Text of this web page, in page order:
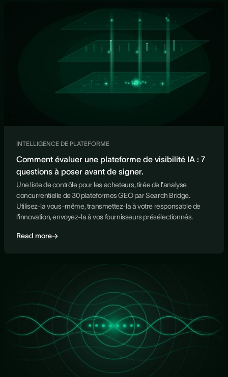
INTELLIGENCE DE PLATEFORME
Comment évaluer une plateforme de visibilité IA : 7
questions à poser avant de signer.
Une liste de contrôle pour les acheteurs, tirée de l'analyse
concurrentielle de 30 plateformes GEO par Search Bridge.
Utilisez-la vous-même, transmettez-la à votre responsable de
l'innovation, envoyez-la à vos fournisseurs présélectionnés.
Read more